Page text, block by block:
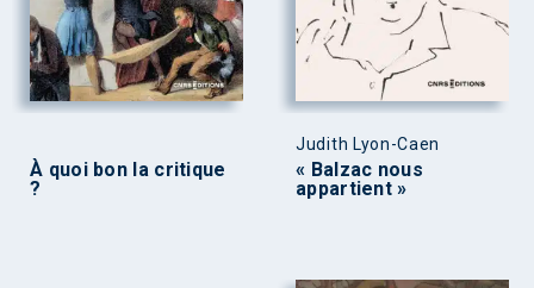
À quoi bon la critique
?
Judith Lyon-Caen
« Balzac nous
appartient »